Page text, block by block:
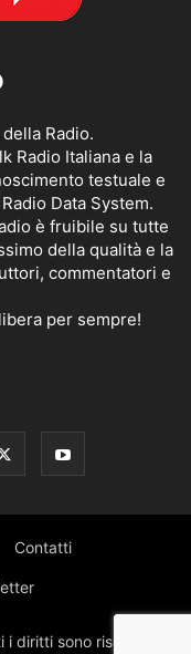
Radio.
Radio Italiana e la
testuale e
Data System.
è fruibile su tutte
della qualità e la
commentatori e
per sempre!
Contatti
diritti sono riservati |